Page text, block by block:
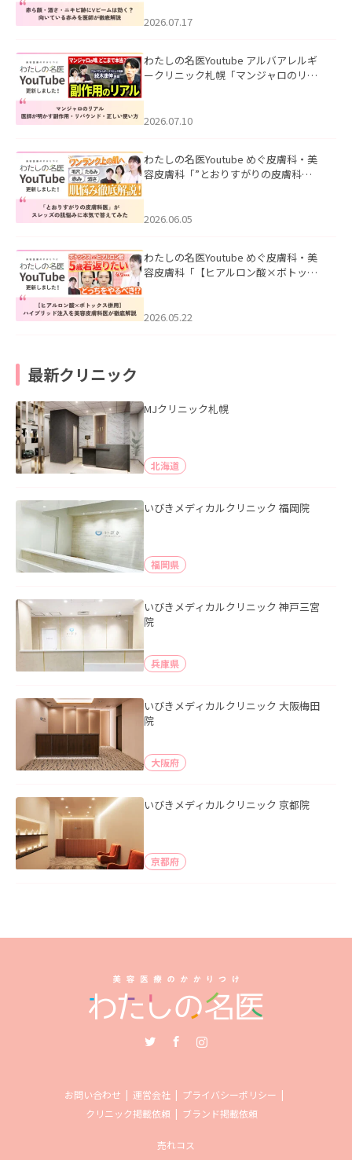
した。
2026.07.17
わたしの名医Youtube アルバアレルギ
ークリニック札幌「マンジャロのリア
た。
2026.07.10
わたしの名医Youtube めぐ皮膚科・美
容皮膚科「”とおりすがりの皮膚科
2026.06.05
わたしの名医Youtube めぐ皮膚科・美
容皮膚科「【ヒアルロン酸×ボトック
た。
2026.05.22
最新クリニック
MJクリニック札幌
北海道
いびきメディカルクリニック 福岡院
福岡県
いびきメディカルクリニック 神戸三宮
院
兵庫県
いびきメディカルクリニック 大阪梅田
院
大阪府
いびきメディカルクリニック 京都院
京都府
お問い合わせ 運営会社
プライバシーポリシー
クリニック掲載依頼
ブランド掲載依頼
売れコス